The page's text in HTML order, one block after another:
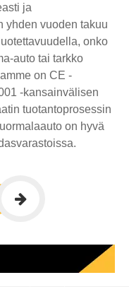
ja
yhden vuoden takuu
onko
auto tai tarkko
on CE -
-kansainvälisen
tuotantoprosessin
on hyvä